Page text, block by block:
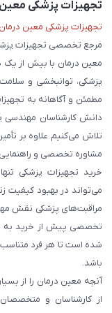
تجهیزات پزشکی
تجهیزات پزشکی معین درمان
مرجع تخصصی تجهیزات
معین درمان با بیش از یک
پزشکی، توانبخشی و
مطمئن و آگاهانه به
دانش کارشناسان مهندسی
تلاش می‌کنیم علاوه بر
مشاوره تخصصی و راهنمایی
خرید تجهیزات پزشکی
می‌تواند در بهبود کیفیت
مراقبت‌های پزشکی نقش
تخصصی پیش از خرید به
شده است تا هر فرد متناسب
باشد.
آنچه معین درمان را از
از کارشناسان و